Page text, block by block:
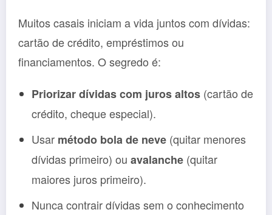
Muitos casais iniciam a vida juntos com dívidas:
cartão de crédito, empréstimos ou
financiamentos. O segredo é:
Priorizar dívidas com juros altos (cartão de
crédito, cheque especial).
Usar método bola de neve (quitar menores
dívidas primeiro) ou avalanche (quitar
maiores juros primeiro).
Nunca contrair dívidas sem o conhecimento